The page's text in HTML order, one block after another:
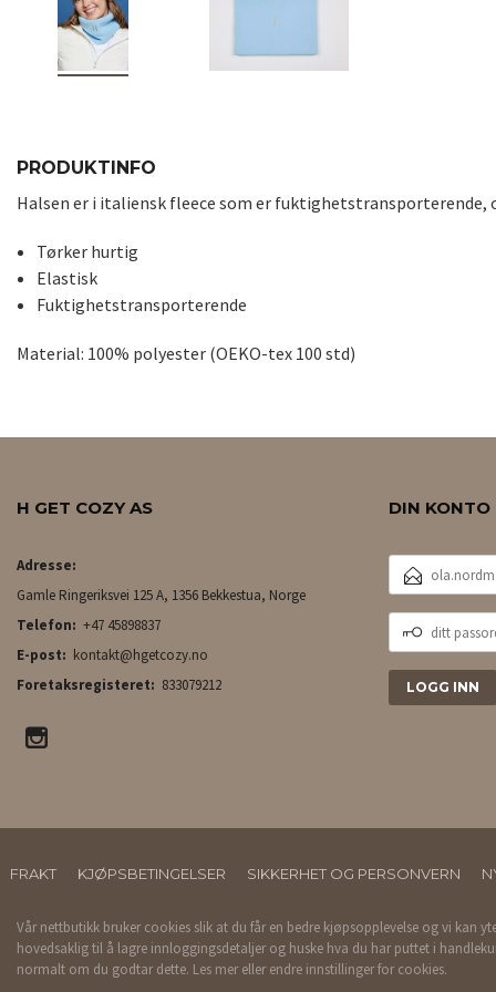
PRODUKTINFO
Halsen er i italiensk fleece som er fuktighetstransporterende,
Tørker hurtig
Elastisk
Fuktighetstransporterende
Material: 100% polyester (OEKO-tex 100 std)
H GET COZY AS
Adresse:
Gamle Ringeriksvei 125 A, 1356 Bekkestua, Norge
Telefon: +47 45898837
E-post: kontakt@hgetcozy.no
Foretaksregisteret: 833079212
DIN KONTO
POSTADRESSE
PASSORD
FRAKT KJØPSBETINGELSER SIKKERHET OG PERSONVERN
Vår nettbutikk bruker cookies slik at du får en bedre kjøpsopplevelse og vi kan
hovedsaklig til å lagre innloggingsdetaljer og huske hva du har puttet i
normalt om du godtar dette. Les mer eller endre innstillinger for cookies.